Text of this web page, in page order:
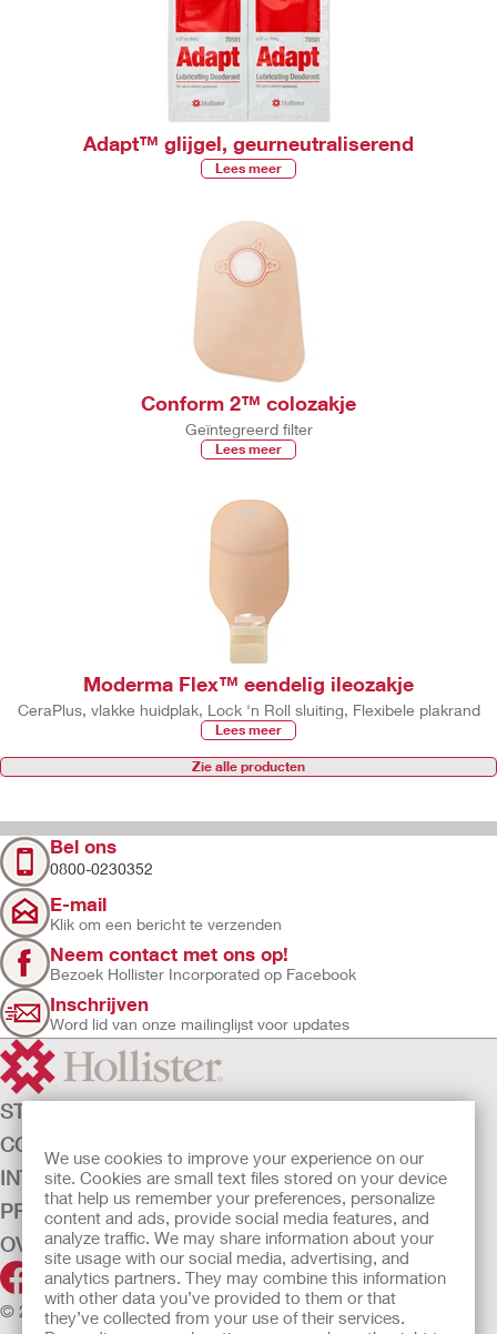
We use cookies to improve your experience on our
site. Cookies are small text files stored on your device
that help us remember your preferences, personalize
content and ads, provide social media features, and
analyze traffic. We may share information about your
site usage with our social media, advertising, and
analytics partners. They may combine this information
with other data you’ve provided to them or that
they’ve collected from your use of their services.
Adapt™ glijgel, geurneutraliserend
Lees meer
Conform 2™ colozakje
Geïntegreerd filter
Lees meer
Moderma Flex™ eendelig ileozakje
CeraPlus, vlakke huidplak, Lock 'n Roll sluiting, Flexibele plakrand
Lees meer
Zie alle producten
Bel ons
0800-0230352
E-mail
Klik om een bericht te verzenden
Neem contact met ons op!
Bezoek Hollister Incorporated op Facebook
Inschrijven
Word lid van onze mailinglijst voor updates
STOMAZORG
CONTINENTIEZORG
INTENSIEVE ZORG
PRODUCTEN
OVER ONS
© 2026 Hollister Incorporated